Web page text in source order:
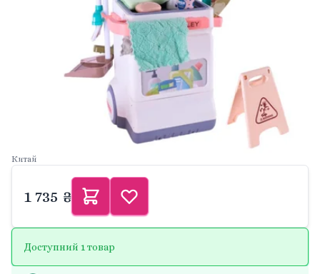
Китай
1 735 ₴
Доступний 1 товар